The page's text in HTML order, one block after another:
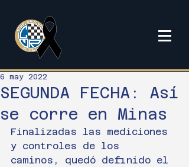
SEGUNDA FECHA: Así
se corre en Minas
6 may 2022
Finalizadas las mediciones
y controles de los
caminos, quedó definido el